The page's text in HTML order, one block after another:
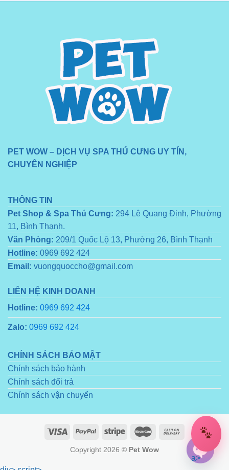
PET WOW – DỊCH VỤ SPA THÚ CƯNG UY TÍN,
CHUYÊN NGHIỆP
THÔNG TIN
Pet Shop & Spa Thú Cưng: 294 Lê Quang Định, Phường
11, Bình Thạnh.
Văn Phòng: 209/1 Quốc Lộ 13, Phường 26, Bình Thạnh
Hotline: 0969 692 424
Email: vuongquoccho@gmail.com
LIÊN HỆ KINH DOANH
Hotline: 0969 692 424
Zalo: 0969 692 424
CHÍNH SÁCH BẢO MẬT
Chính sách bảo hành
Chính sách đổi trả
Chính sách vận chuyển
Copyright 2026 © Pet Wow
a>